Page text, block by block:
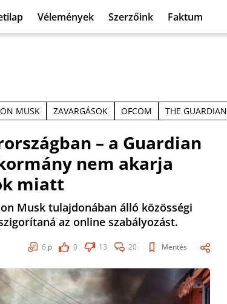
Vélemények Szerzőink Faktum
MUSK ZAVARGÁSOK OFCOM THE GUARDIAN
– a Guardian
nem akarja
miatt
Musk tulajdonában álló közösségi
az online szabályozást.
6 p 0 13 20 Mentés